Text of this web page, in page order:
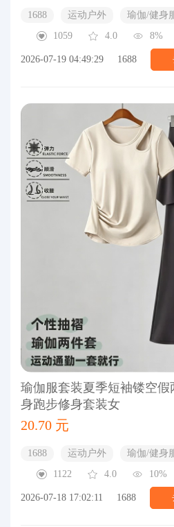
1688 运动户外 瑜伽/健身
1059
4.0 8%
2026-07-19 04:49:29 1688
瑜伽服套装夏季短袖镂空
身跑步修身套装女
20.70 元
1688 运动户外 瑜伽/健身
1122
4.0 10%
2026-07-18 17:02:11 1688